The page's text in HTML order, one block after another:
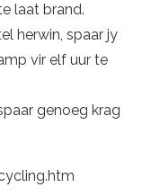
laat brand.
herwin, spaar jy
vir elf uur te
genoeg krag